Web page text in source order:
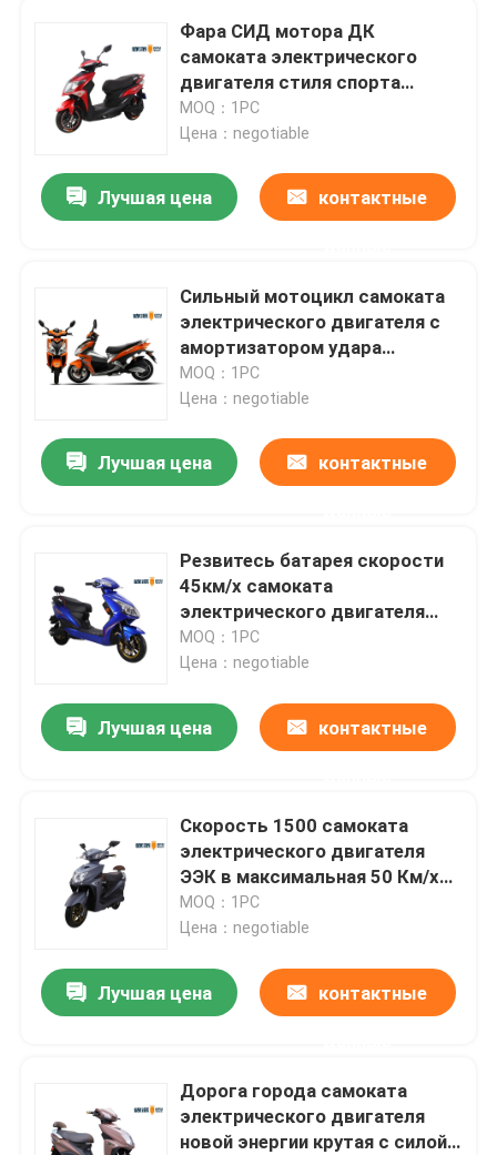
Фара СИД мотора ДК
самоката электрического
двигателя стиля спорта
безщеточная
MOQ：1PC
Цена：negotiable
Лучшая цена контактные
Сильный мотоцикл самоката
электрического двигателя с
амортизатором удара
воздушной подушки
MOQ：1PC
Цена：negotiable
Лучшая цена контактные
Резвитесь батарея скорости
45км/х самоката
электрического двигателя
ЭЭК стиля максимальная
свинцовокислотная
MOQ：1PC
Цена：negotiable
Лучшая цена контактные
Скорость 1500 самоката
электрического двигателя
ЭЭК в максимальная 50 Км/х
долгосрочных
MOQ：1PC
Цена：negotiable
Лучшая цена контактные
Дорога города самоката
электрического двигателя
новой энергии крутая с силой